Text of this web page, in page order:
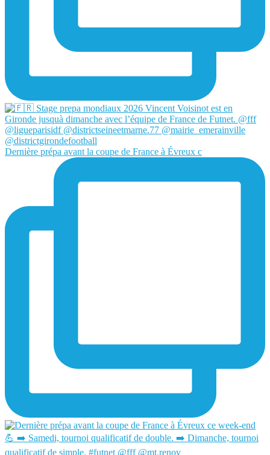
Dernière prépa avant la coupe de France à Évreux c